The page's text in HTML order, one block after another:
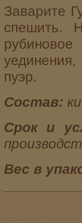
Заварите
спешить.
пуэр.
Состав:
Срок и
Вес в